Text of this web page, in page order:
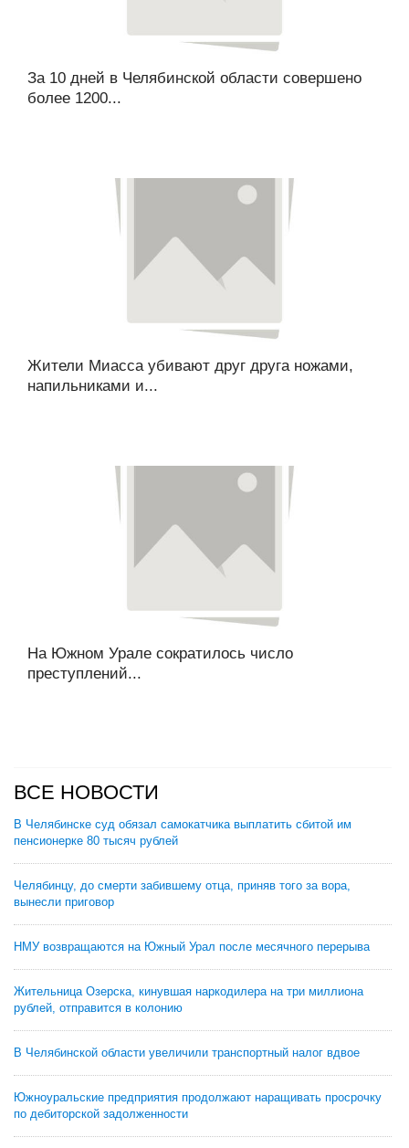
За 10 дней в Челябинской области совершено
более 1200...
Жители Миасса убивают друг друга ножами,
напильниками и...
На Южном Урале сократилось число
преступлений...
ВСЕ НОВОСТИ
В Челябинске суд обязал самокатчика выплатить сбитой им
пенсионерке 80 тысяч рублей
Челябинцу, до смерти забившему отца, приняв того за вора,
вынесли приговор
НМУ возвращаются на Южный Урал после месячного перерыва
Жительница Озерска, кинувшая наркодилера на три миллиона
рублей, отправится в колонию
В Челябинской области увеличили транспортный налог вдвое
Южноуральские предприятия продолжают наращивать просрочку
по дебиторской задолженности